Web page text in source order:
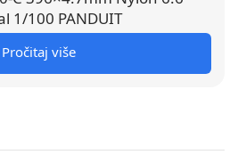
1/100 PANDUIT
Pročitaj više